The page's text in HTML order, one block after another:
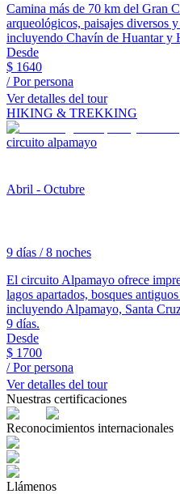
Camina más de 70 km del Gran
arqueológicos, paisajes diversos
incluyendo Chavín de Huantar y
Desde
$ 1640
/ Por persona
Ver detalles del tour
HIKING & TREKKING
circuito alpamayo
Abril - Octubre
9 días / 8 noches
El circuito Alpamayo ofrece
lagos apartados, bosques
incluyendo Alpamayo, Santa
9 días.
Desde
$ 1700
/ Por persona
Ver detalles del tour
Nuestras certificaciones
Reconocimientos internacionales
Llámenos